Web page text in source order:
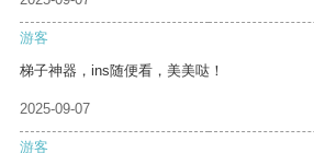
游客
梯子神器，ins随便看，美美哒！
2025-09-07
游客